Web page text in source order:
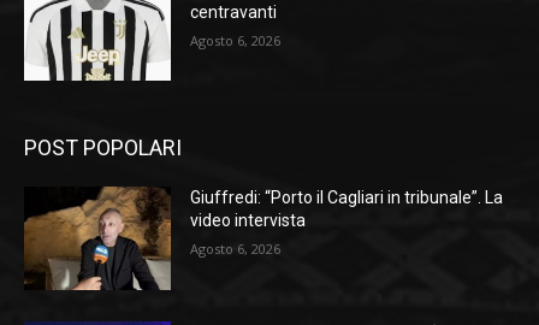
centravanti
Agosto 6, 2026
POST POPOLARI
Giuffredi: “Porto il Cagliari in tribunale”. La
video intervista
Agosto 6, 2026